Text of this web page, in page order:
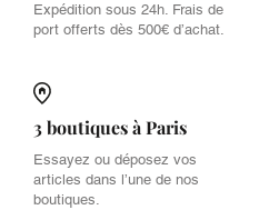
Expédition sous 24h. Frais de
port offerts dès 500€ d’achat.
3 boutiques à Paris
Essayez ou déposez vos
articles dans l’une de nos
boutiques.